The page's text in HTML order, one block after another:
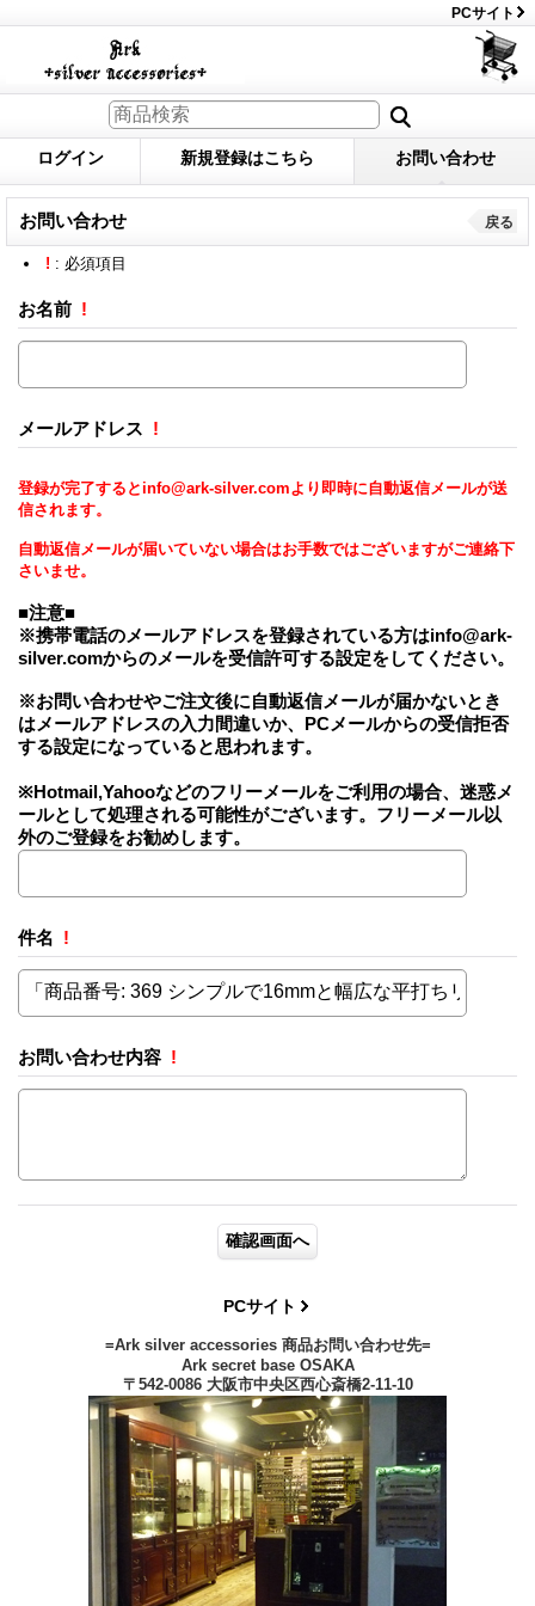
PCサイト
ログイン 新規登録はこちら お問い合わせ
お問い合わせ 戻る
! : 必須項目
お名前 !
メールアドレス !
登録が完了するとinfo@ark-silver.comより即時に自動返信メールが送
信されます。
自動返信メールが届いていない場合はお手数ではございますがご連絡下
さいませ。
■注意■
※携帯電話のメールアドレスを登録されている方はinfo@ark-
silver.comからのメールを受信許可する設定をしてください。
※お問い合わせやご注文後に自動返信メールが届かないとき
はメールアドレスの入力間違いか、PCメールからの受信拒否
する設定になっていると思われます。
※Hotmail,Yahooなどのフリーメールをご利用の場合、迷惑メ
ールとして処理される可能性がございます。フリーメール以
外のご登録をお勧めします。
件名 !
お問い合わせ内容 !
PCサイト
=Ark silver accessories 商品お問い合わせ先=
Ark secret base OSAKA
〒542-0086 大阪市中央区西心斎橋2-11-10